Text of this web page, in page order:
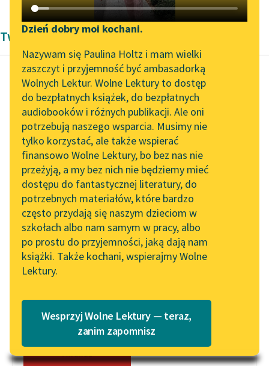
Katalog DAISY
Podkasty o książkach
Zgłoś brak utworu
Aktualności
Zapraszamy na spotkanie
online z tłumaczkami
literatury skandynawskiej
Spotkanie z Katarzyną
Tunkiel w Oslo
Wolne Lektury na 32.
Pol’and’Rock Festivalu
„Kochanek Lady
Chatterley” do słuchania
na Wolnych Lekturach
Nowy audiobook –
„Marzenie o Oriencie”
Lektury szkolne i klasyka
Narzędzia
Mapa Wolnych Lektur
Leśmianator
Przewodnik dla piszących i
czytających
API
OAI-PMH
Widget Wolnych Lektur
Przypisy
Katalog w formacie PDF
Dzień dobry moi kochani.
Nazywam się Paulina Holtz i mam wielki
zaszczyt i przyjemność być ambasadorką
Wolnych Lektur. Wolne Lektury to dostęp
do bezpłatnych książek, do bezpłatnych
audiobooków i różnych publikacji. Ale oni
potrzebują naszego wsparcia. Musimy nie
tylko korzystać, ale także wspierać
finansowo Wolne Lektury, bo bez nas nie
przeżyją, a my bez nich nie będziemy mieć
dostępu do fantastycznej literatury, do
potrzebnych materiałów, które bardzo
często przydają się naszym dzieciom w
szkołach albo nam samym w pracy, albo
po prostu do przyjemności, jaką dają nam
książki. Także kochani, wspierajmy Wolne
Lektury.
Wesprzyj Wolne Lektury — teraz,
zanim zapomnisz
Twórczość Antoni Lange
Antoni Lange
Miranda
Mój gospodarz —
człowiek bardzo
czcigodny — był, jak
mówiliśmy, kapłanem,
a zarazem
przechowywał tradycje
dawnych szamanów-
czarowników...
Antoni Lange
Miranda